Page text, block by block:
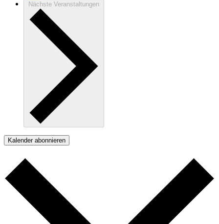
Nächste Veranstaltungen
Kalender abonnieren